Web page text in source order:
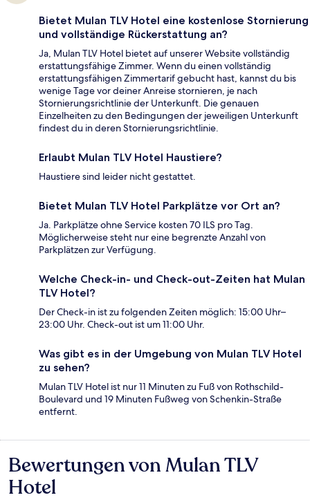
Bietet Mulan TLV Hotel eine kostenlose Stornierung
und vollständige Rückerstattung an?
Ja, Mulan TLV Hotel bietet auf unserer Website vollständig
erstattungsfähige Zimmer. Wenn du einen vollständig
erstattungsfähigen Zimmertarif gebucht hast, kannst du bis
wenige Tage vor deiner Anreise stornieren, je nach
Stornierungsrichtlinie der Unterkunft. Die genauen
Einzelheiten zu den Bedingungen der jeweiligen Unterkunft
findest du in deren Stornierungsrichtlinie.
Erlaubt Mulan TLV Hotel Haustiere?
Haustiere sind leider nicht gestattet.
Bietet Mulan TLV Hotel Parkplätze vor Ort an?
Ja. Parkplätze ohne Service kosten 70 ILS pro Tag.
Möglicherweise steht nur eine begrenzte Anzahl von
Parkplätzen zur Verfügung.
Welche Check-in- und Check-out-Zeiten hat Mulan
TLV Hotel?
Der Check-in ist zu folgenden Zeiten möglich: 15:00 Uhr–
23:00 Uhr. Check-out ist um 11:00 Uhr.
Was gibt es in der Umgebung von Mulan TLV Hotel
zu sehen?
Mulan TLV Hotel ist nur 11 Minuten zu Fuß von Rothschild-
Boulevard und 19 Minuten Fußweg von Schenkin-Straße
entfernt.
Bewertungen
Bewertungen von Mulan TLV
Hotel